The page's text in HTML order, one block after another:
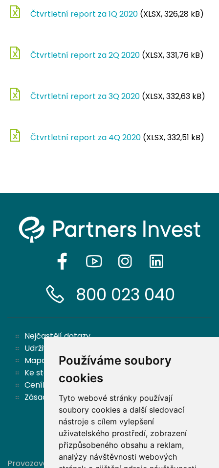
Používáme soubory
cookies
Tyto webové stránky používají
soubory cookies a další sledovací
nástroje s cílem vylepšení
uživatelského prostředí, zobrazení
přizpůsobeného obsahu a reklam,
analýzy návštěvnosti webových
Čtvrtletní report za 1Q 2020 (XLSX, 326,28 kB)
Čtvrtletní report za 2Q 2020 (XLSX, 331,76 kB)
Čtvrtletní report za 3Q 2020 (XLSX, 332,63 kB)
Čtvrtletní report za 4Q 2020 (XLSX, 332,51 kB)
800 023 040
Nejčastějí dotazy
Udržitelnost
Mapa stránek
Ke stažení
Ceník
Zásady ochrany osobních údajů a cookies
Zpět nahoru
Provozovatelem této stránky je společnost Partners